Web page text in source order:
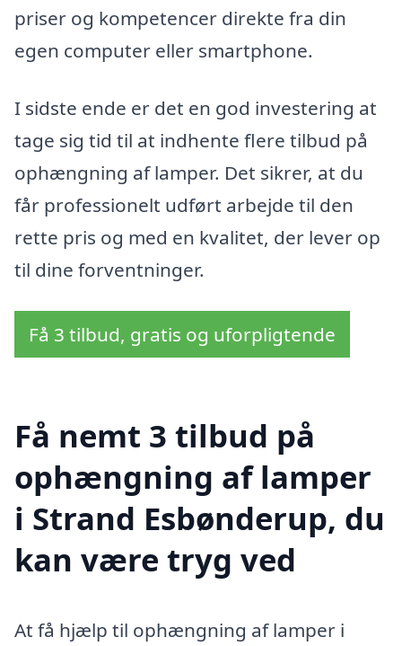
priser og kompetencer direkte fra din
egen computer eller smartphone.
I sidste ende er det en god investering at
tage sig tid til at indhente flere tilbud på
ophængning af lamper. Det sikrer, at du
får professionelt udført arbejde til den
rette pris og med en kvalitet, der lever op
til dine forventninger.
Få 3 tilbud, gratis og uforpligtende
Få nemt 3 tilbud på
ophængning af lamper
i Strand Esbønderup, du
kan være tryg ved
At få hjælp til ophængning af lamper i